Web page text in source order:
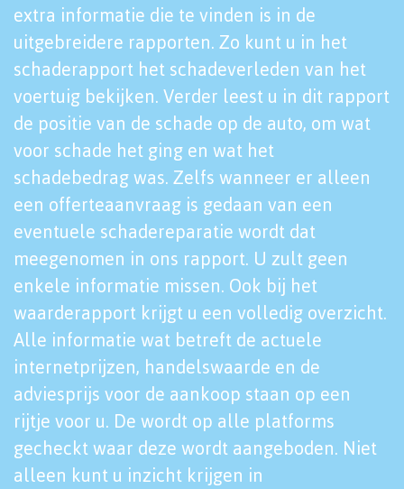
extra informatie die te vinden is in de
uitgebreidere rapporten. Zo kunt u in het
schaderapport het schadeverleden van het
voertuig bekijken. Verder leest u in dit rapport
de positie van de schade op de auto, om wat
voor schade het ging en wat het
schadebedrag was. Zelfs wanneer er alleen
een offerteaanvraag is gedaan van een
eventuele schadereparatie wordt dat
meegenomen in ons rapport. U zult geen
enkele informatie missen. Ook bij het
waarderapport krijgt u een volledig overzicht.
Alle informatie wat betreft de actuele
internetprijzen, handelswaarde en de
adviesprijs voor de aankoop staan op een
rijtje voor u. De wordt op alle platforms
gecheckt waar deze wordt aangeboden. Niet
alleen kunt u inzicht krijgen in